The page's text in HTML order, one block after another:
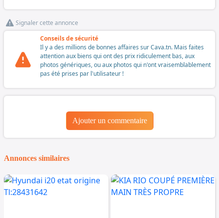
Signaler cette annonce
Conseils de sécurité
Il y a des millions de bonnes affaires sur Cava.tn. Mais faites
attention aux biens qui ont des prix ridiculement bas, aux
photos génériques, ou aux photos qui n'ont vraisemblablement
pas été prises par l'utilisateur !
Ajouter un commentaire
Annonces similaires